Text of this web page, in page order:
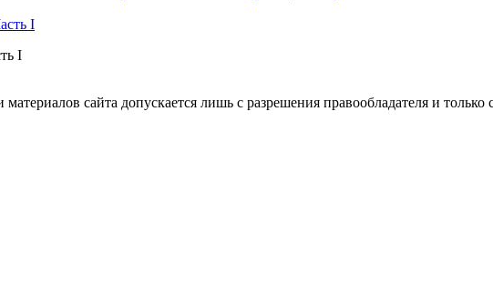
I
сайта допускается лишь с разрешения правообладателя и